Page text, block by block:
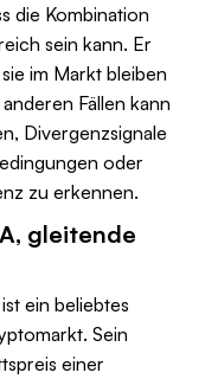
die Kombination
sein kann. Er
im Markt bleiben
Fällen kann
Divergenzsignale
oder
zu erkennen.
gleitende
ein beliebtes
Sein
einer